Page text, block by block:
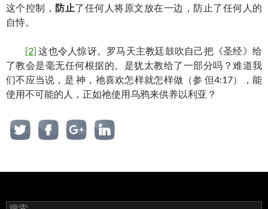
这个控制， 防止了任何人将原文放在一边，防止了任何人的
自恃。
[2] 这也令人惊讶。罗马天主教廷鼓吹自己把《圣经》给
了教会是毫无任何根据的。是犹太教给了一部分吗？难道我
们不应当说，是 神，祂喜欢怎样就怎样做（参 但4:17），能
使用不可能的人，正如祂使用乌鸦来供养以利亚？
搜